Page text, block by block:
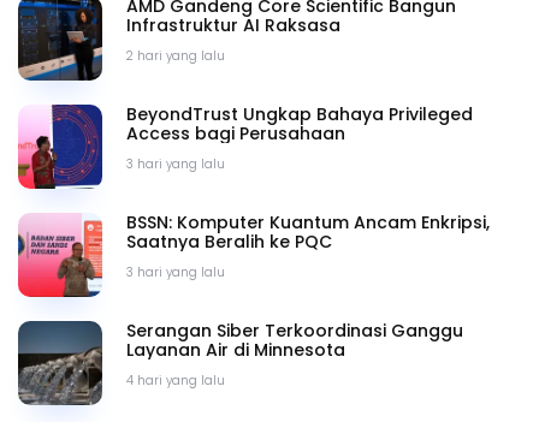
2 hari yang lalu
AMD Gandeng Core Scientific Bangun
Infrastruktur AI Raksasa
3 hari yang lalu
BeyondTrust Ungkap Bahaya Privileged
Access bagi Perusahaan
3 hari yang lalu
BSSN: Komputer Kuantum Ancam Enkripsi,
Saatnya Beralih ke PQC
4 hari yang lalu
Serangan Siber Terkoordinasi Ganggu
Layanan Air di Minnesota